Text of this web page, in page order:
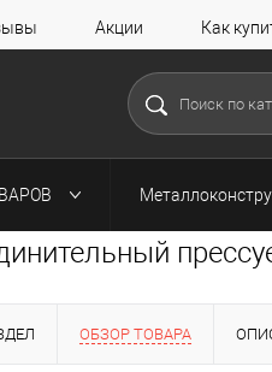
Акции Как
ОБЗОР ТОВАРА